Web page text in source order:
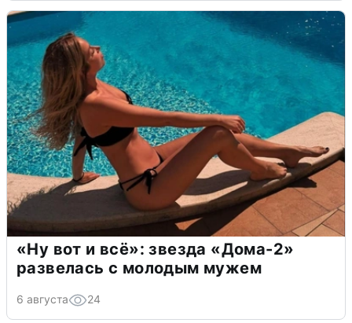
«Ну вот и всё»: звезда «Дома-2»
развелась с молодым мужем
6 августа 24